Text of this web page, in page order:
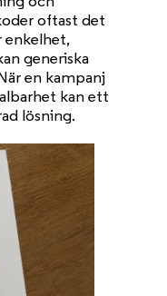
oftast det
enkelhet,
generiska
en kampanj
kan ett
lösning.